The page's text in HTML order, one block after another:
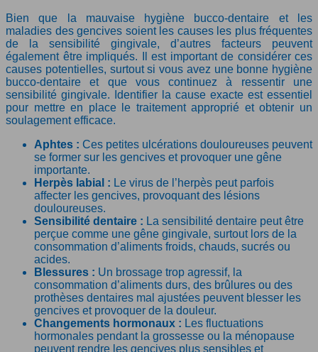
Bien que la mauvaise hygiène bucco-dentaire et les
maladies des gencives soient les causes les plus fréquentes
de la sensibilité gingivale, d’autres facteurs peuvent
également être impliqués. Il est important de considérer ces
causes potentielles, surtout si vous avez une bonne hygiène
bucco-dentaire et que vous continuez à ressentir une
sensibilité gingivale. Identifier la cause exacte est essentiel
pour mettre en place le traitement approprié et obtenir un
soulagement efficace.
Aphtes : Ces petites ulcérations douloureuses peuvent
se former sur les gencives et provoquer une gêne
importante.
Herpès labial : Le virus de l’herpès peut parfois
affecter les gencives, provoquant des lésions
douloureuses.
Sensibilité dentaire : La sensibilité dentaire peut être
perçue comme une gêne gingivale, surtout lors de la
consommation d’aliments froids, chauds, sucrés ou
acides.
Blessures : Un brossage trop agressif, la
consommation d’aliments durs, des brûlures ou des
prothèses dentaires mal ajustées peuvent blesser les
gencives et provoquer de la douleur.
Changements hormonaux : Les fluctuations
hormonales pendant la grossesse ou la ménopause
peuvent rendre les gencives plus sensibles et